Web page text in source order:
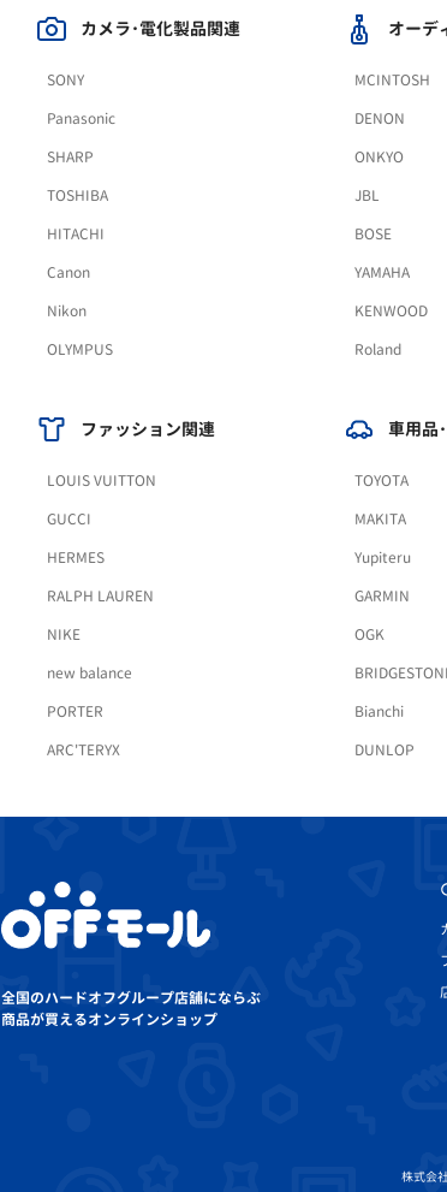
カメラ･電化製品関連
SONY
Panasonic
SHARP
TOSHIBA
HITACHI
Canon
Nikon
OLYMPUS
オーデ
MCINTOSH
DENON
ONKYO
JBL
BOSE
YAMAHA
KENWOOD
Roland
ファッション関連
LOUIS VUITTON
GUCCI
HERMES
RALPH LAUREN
NIKE
new balance
PORTER
ARC'TERYX
車用品
TOYOTA
MAKITA
Yupiteru
GARMIN
OGK
Bianchi
DUNLOP
全国のハードオフグループ店舗にならぶ
商品が買えるオンラインショップ
株式会